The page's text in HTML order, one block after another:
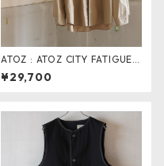
ATOZ : ATOZ CITY FATIGUE S
HIRT
¥29,700